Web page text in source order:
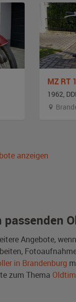
MZ RT
1962,
anzeigen
passenden
Angebote,
in Brandenburg
zum Thema